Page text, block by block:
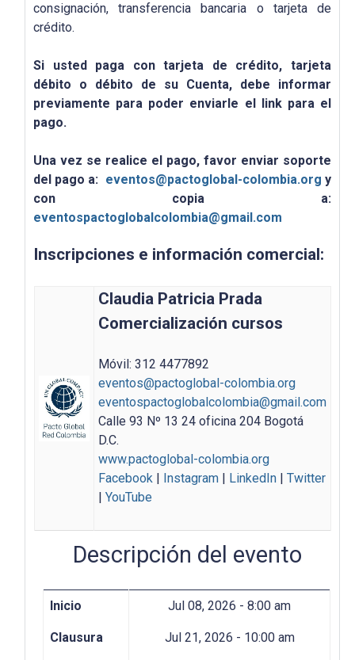
consignación, transferencia bancaria o tarjeta de
crédito.
Si usted paga con tarjeta de crédito, tarjeta
débito o débito de su Cuenta, debe informar
previamente para poder enviarle el link para el
pago.
Una vez se realice el pago, favor enviar soporte
del pago a: eventos@pactoglobal-colombia.org y
con copia a:
eventospactoglobalcolombia@gmail.com
Inscripciones e información comercial:
Claudia Patricia Prada
Comercialización cursos
Móvil: 312 4477892
eventos@pactoglobal-colombia.org
eventospactoglobalcolombia@gmail.com
Calle 93 Nº 13 24 oficina 204 Bogotá
D.C.
www.pactoglobal-colombia.org
Facebook| Instagram| LinkedIn| Twitter
| YouTube
Descripción del evento
Inicio Jul 08, 2026 - 8:00 am
Clausura Jul 21, 2026 - 10:00 am